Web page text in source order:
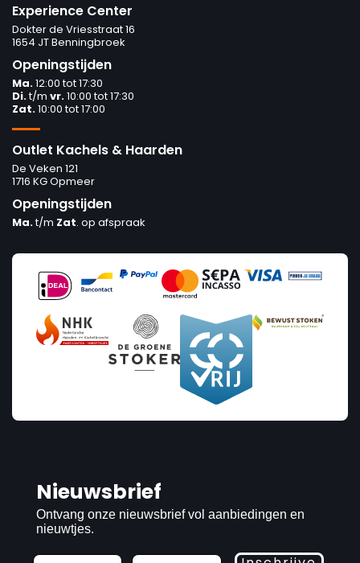
Experience Center
Dokter de Vriesstraat 16
1654 JT Benningbroek
Openingstijden
Ma.12:00 tot 17:30
Di.t/m vr.10:00 tot 17:30
Zat.10:00 tot 17:00
Outlet Kachels & Haarden
De Veken 121
1716 KG Opmeer
Openingstijden
Ma.t/m Zat. op afspraak
Nieuwsbrief
Ontvang onze nieuwsbrief vol aanbiedingen en
nieuwtjes.